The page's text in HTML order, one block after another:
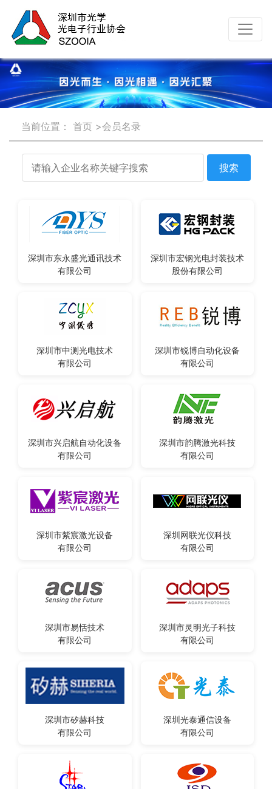
当前位置： 首页 >会员名录
搜索
深圳市东永盛光通讯技术
有限公司
深圳市宏钢光电封装技术
股份有限公司
深圳市中测光电技术
有限公司
深圳市锐博自动化设备
有限公司
深圳市兴启航自动化设备
有限公司
深圳市韵腾激光科技
有限公司
深圳市紫宸激光设备
有限公司
深圳网联光仪科技
有限公司
深圳市易恬技术
有限公司
深圳市灵明光子科技
有限公司
深圳市矽赫科技
有限公司
深圳光泰通信设备
有限公司